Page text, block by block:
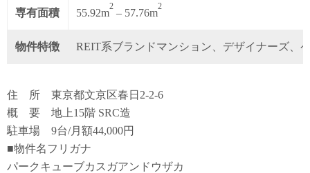
専有面積 55.92m
2
– 57.76m
2
物件特徴 REIT系ブランドマンション、デザイナーズ、
住 所 東京都文京区春日2-2-6
概 要 地上15階 SRC造
駐車場 9台/月額44,000円
■物件名フリガナ
パークキューブカスガアンドウザカ